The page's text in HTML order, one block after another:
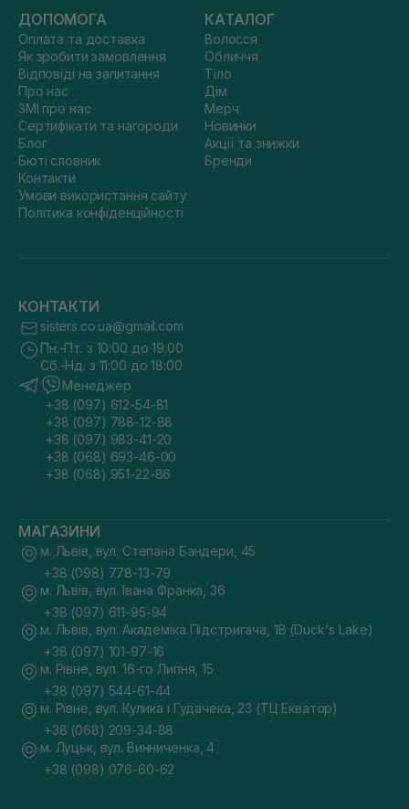
ДОПОМОГА
Оплата та доставка
Як зробити замовлення
Відповіді на запитання
Про нас
ЗМІ про нас
Сертифікати та нагороди
Блог
Бюті словник
Контакти
Умови використання сайту
Політика конфіденційності
КАТАЛОГ
Волосся
Обличчя
Тіло
Дім
Мерч
Новинки
Акції та знижки
Бренди
КОНТАКТИ
sisters.co.ua@gmail.com
Пн.-Пт. з 10:00 до 19:00
Сб.-Нд. з 11:00 до 18:00
Менеджер
+38 (097) 612-54-81
+38 (097) 788-12-88
+38 (097) 983-41-20
+38 (068) 693-46-00
+38 (068) 951-22-86
МАГАЗИНИ
м. Львів, вул. Степана Бандери, 45
+38 (098) 778-13-79
м. Львів, вул. Івана Франка, 36
+38 (097) 611-95-94
м. Львів, вул. Академіка Підстригача, 1В (Duck's Lake)
+38 (097) 101-97-16
м. Рівне, вул. 16-го Липня, 15
+38 (097) 544-61-44
м. Рівне, вул. Кулика і Гудачека, 23 (ТЦ Екватор)
+38 (068) 209-34-88
м. Луцьк, вул. Винниченка, 4
+38 (098) 076-60-62